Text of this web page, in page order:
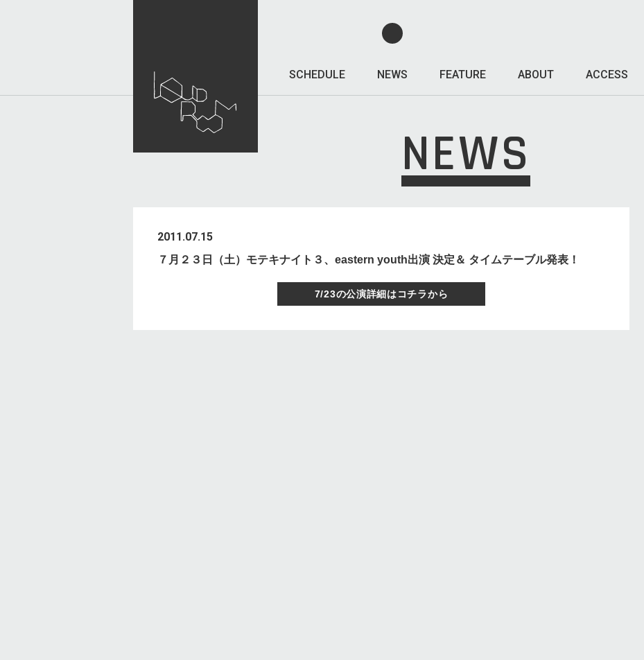
SCHEDULE NEWS FEATURE ABOUT ACCESS
NEWS
2011.07.15
７月２３日（土）モテキナイト３、eastern youth出演 決定＆ タイムテーブル発表！
7/23の公演詳細はコチラから